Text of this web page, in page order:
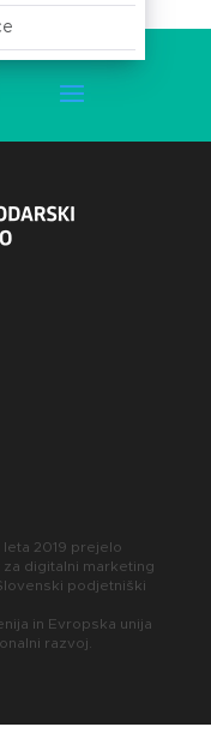
leta 2019 prejelo
digitalni marketing
podjetniški
in Evropska unija
razvoj.